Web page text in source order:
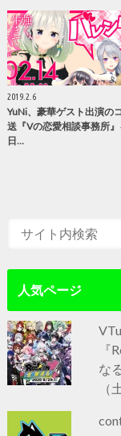
2019.2.6
YuNi、豪華ゲスト出演の
送『Vの恋愛相談事務所
日…
人気ページ
『
な
（